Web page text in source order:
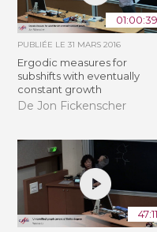
01:00:39
PUBLIÉE LE31 MARS 2016
Ergodic measures for
subshifts with eventually
constant growth
De Jon Fickenscher
47:11